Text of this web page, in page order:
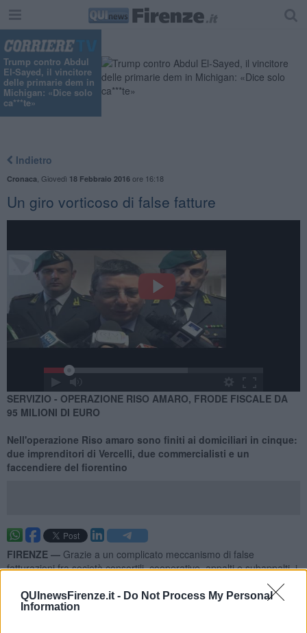
QUInewsFirenze.it - Do Not Process My Personal
Information
Trump contro Abdul
El-Sayed, il vincitore
delle primarie dem in
Michigan: «Dice solo
ca***te»
Indietro
Cronaca Giovedì 18 Febbraio 2016ore 16:18
Un giro vorticoso di false fatture
SERVIZIO - OPERAZIONE RISO AMARO, FRODE FISCALE DA
95 MILIONI DI EURO
Nell'operazione Riso amaro sono finiti ai domiciliari in cinque:
due imprenditori di Vercelli, due commercialisti e un
faccendiere del fiorentino
FIRENZE — Grazie a un complicato meccanismo di false
fatturazioni fra società consortili, cooperative, appalti e subappalti, i
cinque hanno messo insieme una frode fiscale da 95 milioni di
euro, scoperta dalla Guardia di Finanza.